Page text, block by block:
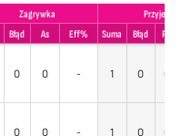
Zagrywka
Przyjecie
Błąd As Eff% Suma Błąd Poz%
0 0 - 1 0 0%
0 0 - 1 0 0%